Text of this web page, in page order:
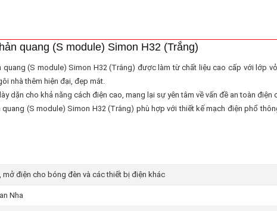
quang (S module) Simon H32 (Trắng)
(S module) Simon H32 (Trắng) được làm từ chất liệu cao cấp với lớp
nhà thêm hiện đại, đẹp mắt.
dặn cho khả năng cách điện cao, mang lại sự yên tâm về vấn đề an toàn
(S module) Simon H32 (Trắng) phù hợp với thiết kế mạch điện phổ
mở điện cho bóng đèn và các thiết bị điện khác
Nha